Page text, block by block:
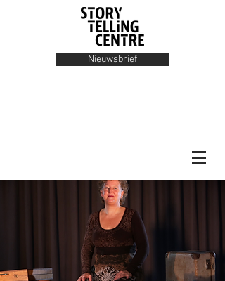
Nieuwsbrief